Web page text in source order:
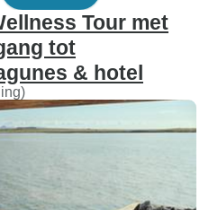
Tour met
tot
& hotel